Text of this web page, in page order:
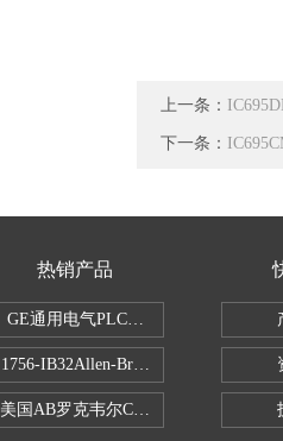
上一条：
下一条：
热销产品
GE通用电气PLC控制器
1756-IB32Allen-Bradley1756IB32数字
美国AB罗克韦尔CPU处理器